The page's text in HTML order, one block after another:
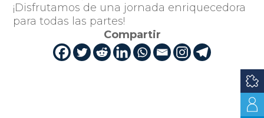
¡Disfrutamos de una jornada enriquecedora
para todas las partes!
Compartir